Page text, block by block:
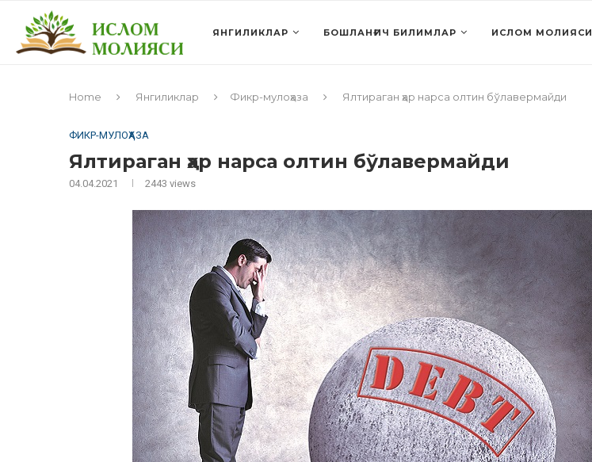
ЯНГИЛИКЛАР БОШЛАНҒИЧ БИЛИМЛАР ИСЛОМ МОЛИЯСИ
Home Янгиликлар Фикр-мулоҳаза Ялтираган ҳар нарса олтин бўлавермайди
ФИКР-МУЛОҲАЗА
Ялтираган ҳар нарса олтин бўлавермайди
04.04.2021 2443 views